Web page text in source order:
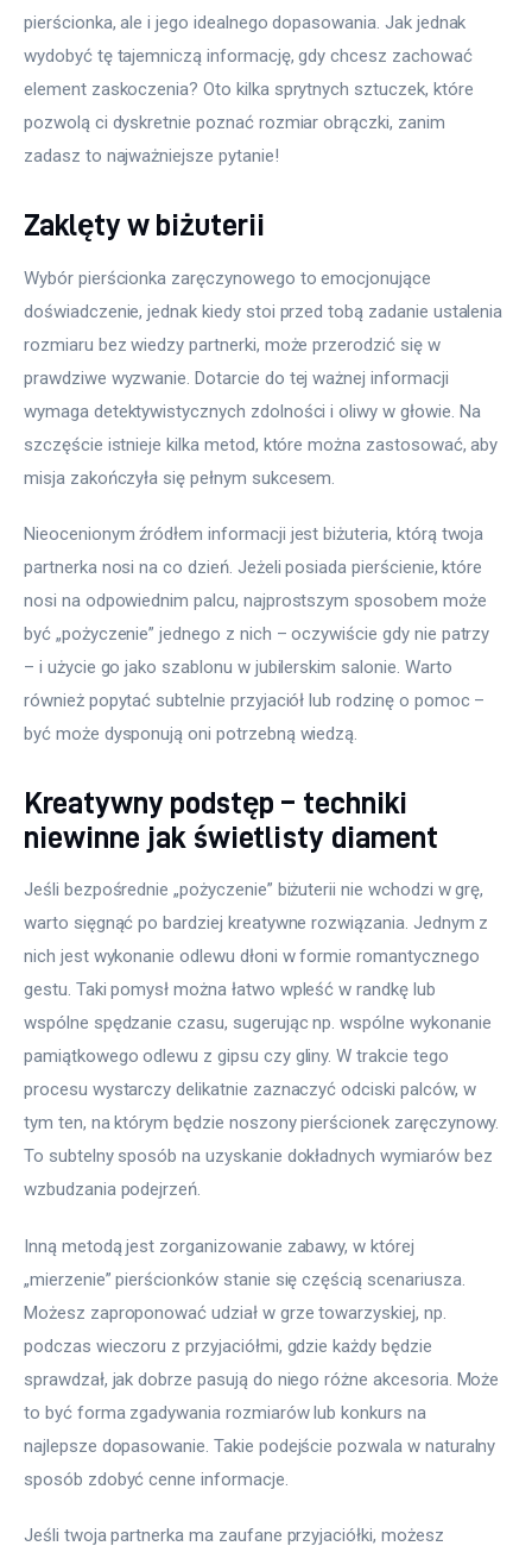
pierścionka, ale i jego idealnego dopasowania. Jak jednak
wydobyć tę tajemniczą informację, gdy chcesz zachować
element zaskoczenia? Oto kilka sprytnych sztuczek, które
pozwolą ci dyskretnie poznać rozmiar obrączki, zanim
zadasz to najważniejsze pytanie!
Zaklęty w biżuterii
Wybór pierścionka zaręczynowego to emocjonujące
doświadczenie, jednak kiedy stoi przed tobą zadanie ustalenia
rozmiaru bez wiedzy partnerki, może przerodzić się w
prawdziwe wyzwanie. Dotarcie do tej ważnej informacji
wymaga detektywistycznych zdolności i oliwy w głowie. Na
szczęście istnieje kilka metod, które można zastosować, aby
misja zakończyła się pełnym sukcesem.
Nieocenionym źródłem informacji jest biżuteria, którą twoja
partnerka nosi na co dzień. Jeżeli posiada pierścienie, które
nosi na odpowiednim palcu, najprostszym sposobem może
być „pożyczenie” jednego z nich – oczywiście gdy nie patrzy
– i użycie go jako szablonu w jubilerskim salonie. Warto
również popytać subtelnie przyjaciół lub rodzinę o pomoc –
być może dysponują oni potrzebną wiedzą.
Kreatywny podstęp – techniki
niewinne jak świetlisty diament
Jeśli bezpośrednie „pożyczenie” biżuterii nie wchodzi w grę,
warto sięgnąć po bardziej kreatywne rozwiązania. Jednym z
nich jest wykonanie odlewu dłoni w formie romantycznego
gestu. Taki pomysł można łatwo wpleść w randkę lub
wspólne spędzanie czasu, sugerując np. wspólne wykonanie
pamiątkowego odlewu z gipsu czy gliny. W trakcie tego
procesu wystarczy delikatnie zaznaczyć odciski palców, w
tym ten, na którym będzie noszony pierścionek zaręczynowy.
To subtelny sposób na uzyskanie dokładnych wymiarów bez
wzbudzania podejrzeń.
Inną metodą jest zorganizowanie zabawy, w której
„mierzenie” pierścionków stanie się częścią scenariusza.
Możesz zaproponować udział w grze towarzyskiej, np.
podczas wieczoru z przyjaciółmi, gdzie każdy będzie
sprawdzał, jak dobrze pasują do niego różne akcesoria. Może
to być forma zgadywania rozmiarów lub konkurs na
najlepsze dopasowanie. Takie podejście pozwala w naturalny
sposób zdobyć cenne informacje.
Jeśli twoja partnerka ma zaufane przyjaciółki, możesz